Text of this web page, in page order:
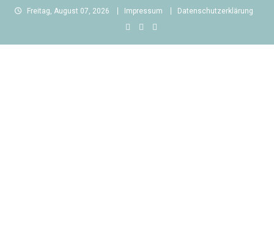
Skip
Freitag, August 07, 2026 Impressum Datenschutzerklärung